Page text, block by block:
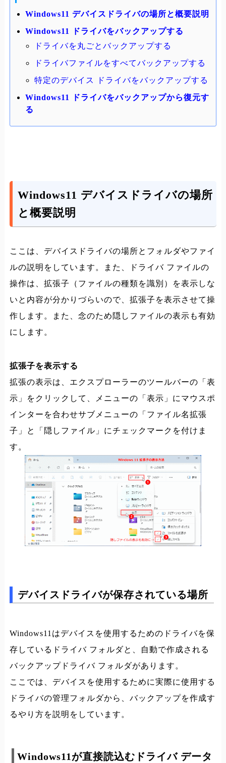
Windows11 デバイスドライバの場所と概要説明
Windows11 ドライバをバックアップする
ドライバを丸ごとバックアップする
ドライバファイルをすべてバックアップする
特定のデバイス ドライバをバックアップする
Windows11 ドライバをバックアップから復元す
る
Windows11 デバイスドライバの場所
と概要説明
ここは、デバイスドライバの場所とフォルダやファイ
ルの説明をしています。また、ドライバ ファイルの
操作は、拡張子（ファイルの種類を識別）を表示しな
いと内容が分かりづらいので、拡張子を表示させて操
作します。また、念のため隠しファイルの表示も有効
にします。
拡張子を表示する
拡張の表示は、エクスプローラーのツールバーの「表
示」をクリックして、メニューの「表示」にマウスポ
インターを合わせサブメニューの「ファイル名拡張
子」と「隠しファイル」にチェックマークを付けま
す。
デバイスドライバが保存されている場所
Windows11はデバイスを使用するためのドライバを保
存しているドライバ フォルダと、自動で作成される
バックアップドライバ フォルダがあります。
ここでは、デバイスを使用するために実際に使用する
ドライバの管理フォルダから、バックアップを作成す
るやり方を説明をしています。
Windows11が直接読込むドライバ データ